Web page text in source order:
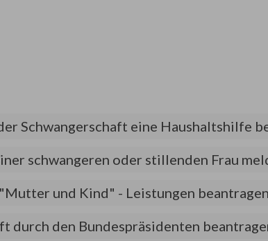
Schwangerschaft eine Haushaltshilfe
schwangeren oder stillenden Frau
und Kind" - Leistungen beantragen
durch den Bundespräsidenten